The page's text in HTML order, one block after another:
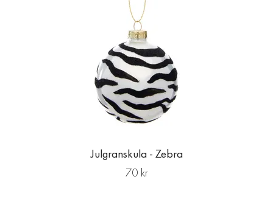
Julgranskula - Zebra
70 kr